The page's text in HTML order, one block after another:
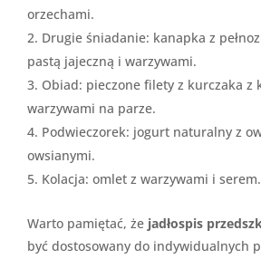
orzechami.
Drugie śniadanie: kanapka z
pastą jajeczną i warzywami.
Obiad: pieczone filety z kurczaka z
warzywami na parze.
Podwieczorek: jogurt naturalny z
owsianymi.
Kolacja: omlet z warzywami i serem.
Warto pamiętać, że jadłospis
być dostosowany do indywidualnych